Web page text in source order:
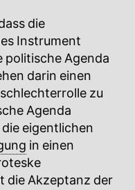
die
Instrument
politische Agenda
darin einen
zu
Agenda
eigentlichen
in einen
die Akzeptanz der